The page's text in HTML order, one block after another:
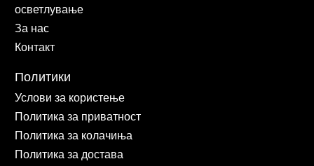
осветлување
За нас
Контакт
Политики
Услови за користење
Политика за приватност
Политика за колачиња
Политика за достава